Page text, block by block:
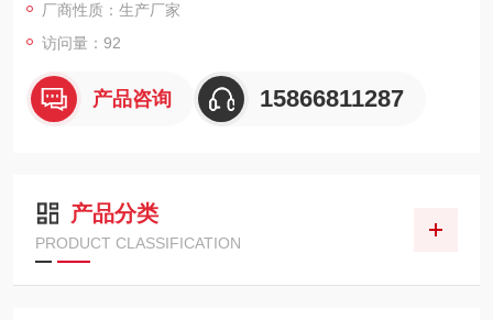
厂商性质：生产厂家
访问量：92
产品咨询 15866811287
产品分类
PRODUCT CLASSIFICATION